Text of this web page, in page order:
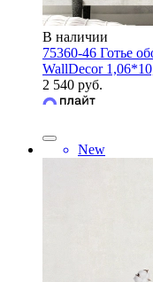
В наличии
75360-46 Готье
WallDecor
2 540 руб.
New